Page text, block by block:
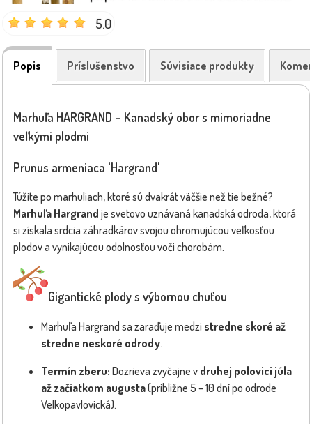
5.0
Popis Príslušenstvo Súvisiace produkty
Marhuľa HARGRAND – Kanadský obor s mimoriadne
veľkými plodmi
Prunus armeniaca 'Hargrand'
Túžite po marhuliach, ktoré sú dvakrát väčšie než tie bežné?
Marhuľa Hargrand je svetovo uznávaná kanadská odroda, ktorá
si získala srdcia záhradkárov svojou ohromujúcou veľkosťou
plodov a vynikajúcou odolnosťou voči chorobám.
Gigantické plody s výbornou chuťou
Marhuľa Hargrand sa zaraďuje medzi stredne skoré až
stredne neskoré odrody.
Termín zberu: Dozrieva zvyčajne v druhej polovici júla
až začiatkom augusta(približne 5 – 10 dní po odrode
Velkopavlovická).